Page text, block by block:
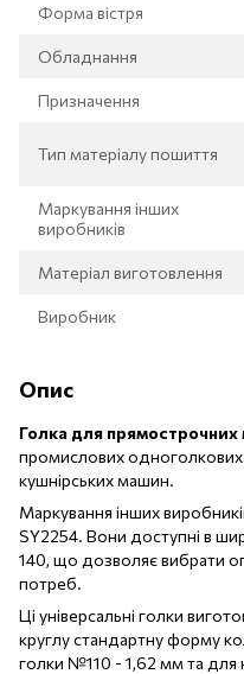
Форма вістря
Обладнання
Призначення
Тип матеріалу пошиття
Маркування інших
виробників
Матеріал виготовлення
Виробник
Опис
Голка для
промислових
кушнірських машин.
Маркування інших
SY2254. Вони доступні в
140, що дозволяє вибрати
потреб.
Ці універсальні голки
круглу стандартну форму
голки №110 - 1,62 мм та